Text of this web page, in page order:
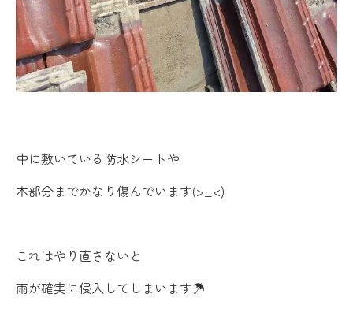
中に敷いている防水シートや
木部分までかなり傷んでいます(>_<)
これはやり直さないと
雨が確実に侵入してしまいます☂